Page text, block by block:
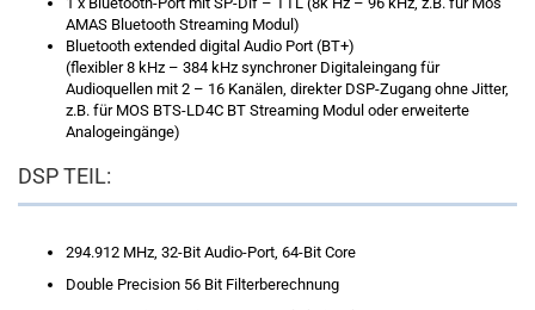
AMAS Bluetooth Streaming Modul)
Bluetooth extended digital Audio Port (BT+)
(flexibler 8 kHz – 384 kHz synchroner Digitaleingang für
Audioquellen mit 2 – 16 Kanälen, direkter DSP-Zugang ohne Jitter,
z.B. für MOS BTS-LD4C BT Streaming Modul oder erweiterte
Analogeingänge)
DSP TEIL:
294.912 MHz, 32-Bit Audio-Port, 64-Bit Core
Double Precision 56 Bit Filterberechnung